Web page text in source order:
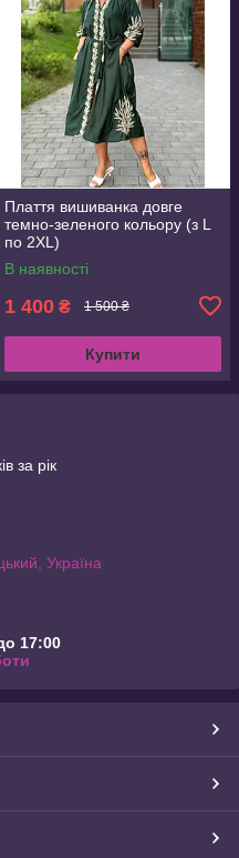
Плаття вишиванка довге
темно-зеленого кольору (з L
по 2XL)
В наявності
1 400 ₴ 1 500 ₴
Купити
за рік
Україна
17:00